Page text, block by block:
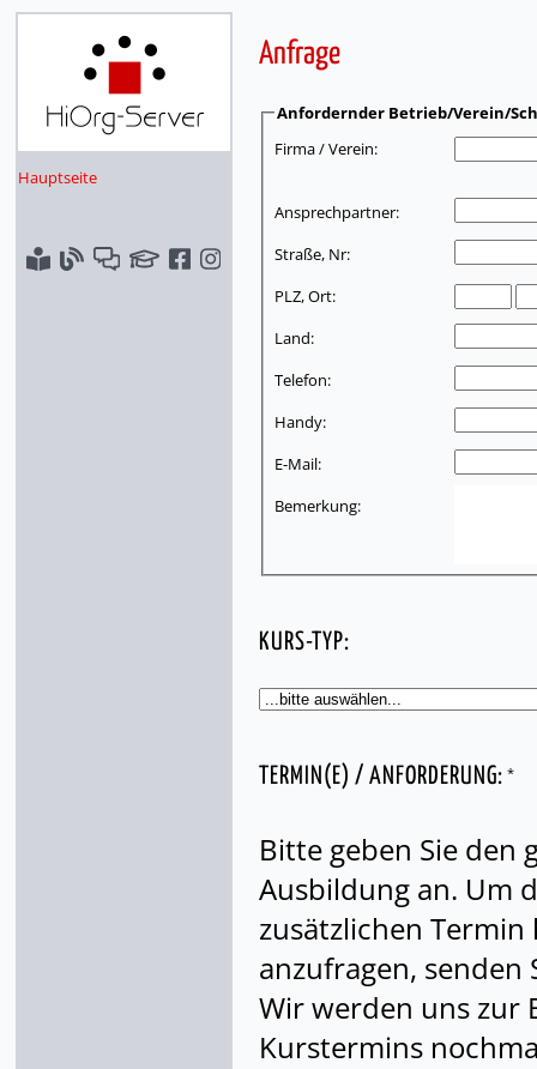
Hauptseite
Anfrage
Anfordernder Betrieb/Verein/
Firma / Verein:
Ansprechpartner:
Straße, Nr:
PLZ, Ort:
Land:
Telefon:
Handy:
E-Mail:
Bemerkung:
KURS-TYP:
TERMIN(E) / ANFORDERUNG: *
Bitte geben Sie den
Ausbildung an. Um
zusätzlichen
anzufragen, senden
Wir werden uns zur
Kurstermins